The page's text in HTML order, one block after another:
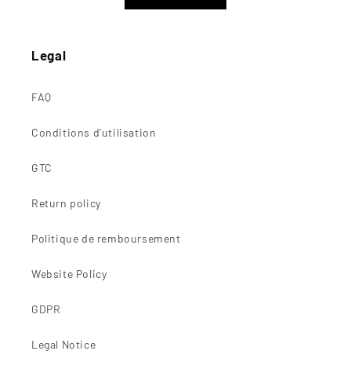
Legal
FAQ
Conditions d'utilisation
GTC
Return policy
Politique de remboursement
Website Policy
GDPR
Legal Notice